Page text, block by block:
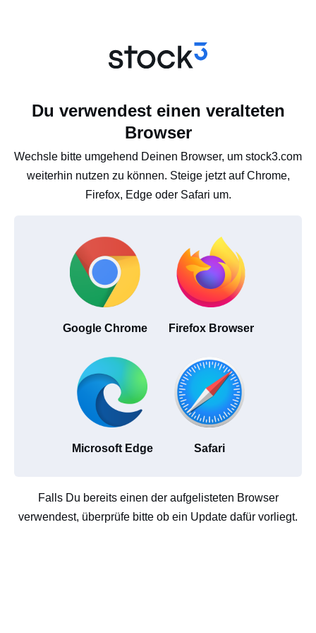
Du verwendest einen veralteten
Browser
Wechsle bitte umgehend Deinen Browser, um stock3.com
weiterhin nutzen zu können. Steige jetzt auf Chrome,
Firefox, Edge oder Safari um.
Google Chrome Firefox Browser
Microsoft Edge Safari
Falls Du bereits einen der aufgelisteten Browser
verwendest, überprüfe bitte ob ein Update dafür vorliegt.